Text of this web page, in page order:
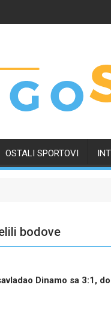
OSTALI SPORTOVI
bodove
Dinamo sa 3:1,